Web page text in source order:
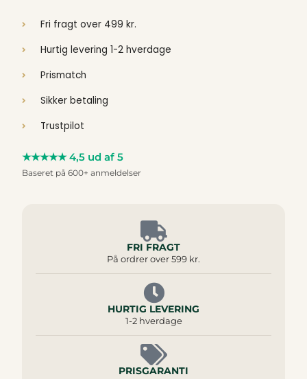
Fri fragt over 499 kr.
Hurtig levering 1-2 hverdage
Prismatch
Sikker betaling
Trustpilot
★★★★★ 4,5 ud af 5
Baseret på 600+ anmeldelser
FRI FRAGT
På ordrer over 599 kr.
HURTIG LEVERING
1-2 hverdage
PRISGARANTI